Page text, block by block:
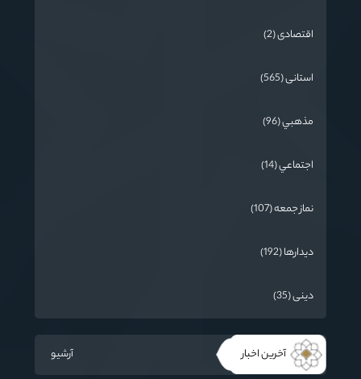
اقتصادی (2)
استانی (565)
مذهبي (96)
اجتماعي (14)
نماز جمعه (107)
دیدارها (192)
دینی (35)
آخرین اخبار آرشیو